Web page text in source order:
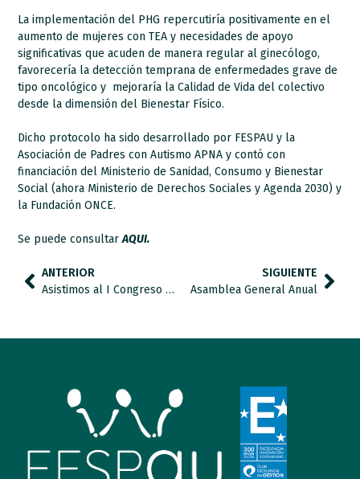
La implementación del PHG repercutiría positivamente en el
aumento de mujeres con TEA y necesidades de apoyo
significativas que acuden de manera regular al ginecólogo,
favorecería la detección temprana de enfermedades grave de
tipo oncológico y mejoraría la Calidad de Vida del colectivo
desde la dimensión del Bienestar Físico.
Dicho protocolo ha sido desarrollado por FESPAU y la
Asociación de Padres con Autismo APNA y contó con
financiación del Ministerio de Sanidad, Consumo y Bienestar
Social (ahora Ministerio de Derechos Sociales y Agenda 2030) y
la Fundación ONCE.
Se puede consultarAQUI.
ANTERIOR
Asistimos al I Congreso Nacional sobre Políticas Públicas de Discapacidad
SIGUIENTE
Asamblea General Anual